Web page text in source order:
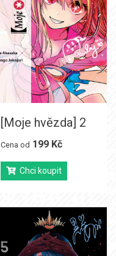
[Moje hvězda] 2
Cena od 199 Kč
Chci koupit